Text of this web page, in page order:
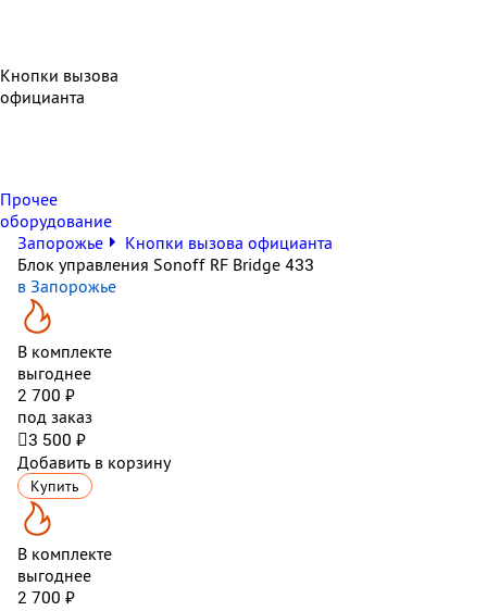
Кнопки вызова
официанта
Прочее
оборудование
Запорожье
Кнопки вызова официанта
Блок управления Sonoff RF Bridge 433
в Запорожье
В комплекте
выгоднее
2 700 ₽
под заказ
3 500 ₽
Добавить в корзину
Купить
В комплекте
выгоднее
2 700 ₽